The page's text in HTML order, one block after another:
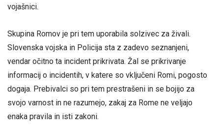
vojašnici.
Skupina Romov je pri tem uporabila solzivec za živali.
Slovenska vojska in Policija sta z zadevo seznanjeni,
vendar očitno ta incident prikrivata. Žal se prikrivanje
informacij o incidentih, v katere so vključeni Romi, pogosto
dogaja. Prebivalci so pri tem prestrašeni in se bojijo za
svojo varnost in ne razumejo, zakaj za Rome ne veljajo
enaka pravila in isti zakoni.